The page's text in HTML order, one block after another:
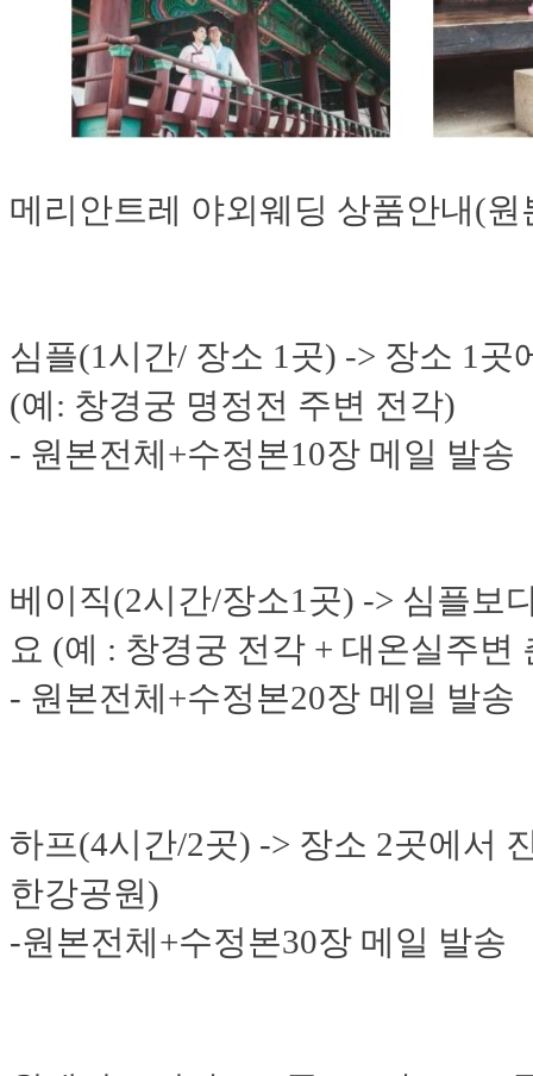
메리안트레 야외웨딩 상품안내(원
심플(1시간/ 장소 1곳) -> 장소 1
(예: 창경궁 명정전 주변 전각)
- 원본전체+수정본10장 메일 발송
베이직(2시간/장소1곳) -> 심플보
요 (예 : 창경궁 전각 + 대온실주변
- 원본전체+수정본20장 메일 발송
하프(4시간/2곳) -> 장소 2곳에서
한강공원)
-원본전체+수정본30장 메일 발송